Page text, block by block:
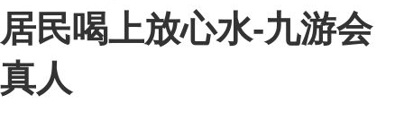
居民喝上放心水-九游会
真人